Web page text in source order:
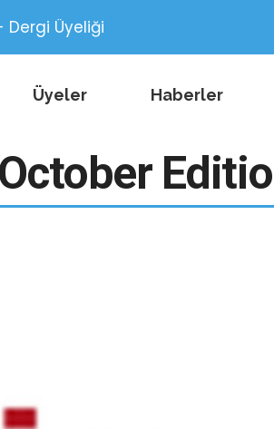
Üyeler Haberler
Dergi Üyeliği